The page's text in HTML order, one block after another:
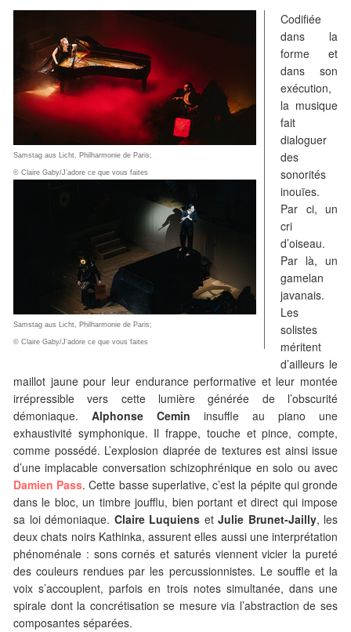
Samstag aus Licht, Philharmonie de Paris;
© Claire Gaby/J’adore ce que vous faites
Samstag aus Licht, Philharmonie de Paris;
© Claire Gaby/J’adore ce que vous faites
Codifiée
dans la
forme et
dans son
exécution,
la musique
fait
dialoguer
des
sonorités
inouïes.
Par ci, un
cri
d’oiseau.
Par là, un
gamelan
javanais.
Les
solistes
méritent
d’ailleurs le
maillot jaune pour leur endurance performative et leur montée
irrépressible vers cette lumière générée de l’obscurité
démoniaque. Alphonse Cemin insuffle au piano une
exhaustivité symphonique. Il frappe, touche et pince, compte,
comme possédé. L’explosion diaprée de textures est ainsi issue
d’une implacable conversation schizophrénique en solo ou avec
Damien Pass. Cette basse superlative, c’est la pépite qui gronde
dans le bloc, un timbre joufflu, bien portant et direct qui impose
sa loi démoniaque. Claire Luquiens et Julie Brunet-Jailly, les
deux chats noirs Kathinka, assurent elles aussi une interprétation
phénoménale : sons cornés et saturés viennent vicier la pureté
des couleurs rendues par les percussionnistes. Le souffle et la
voix s’accouplent, parfois en trois notes simultanée, dans une
spirale dont la concrétisation se mesure via l’abstraction de ses
composantes séparées.